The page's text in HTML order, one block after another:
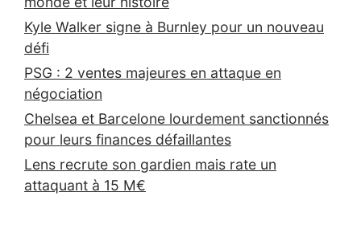
Kyle Walker signe à Burnley pour un nouveau
défi
PSG : 2 ventes majeures en attaque en
négociation
Chelsea et Barcelone lourdement sanctionnés
pour leurs finances défaillantes
Lens recrute son gardien mais rate un
attaquant à 15 M€